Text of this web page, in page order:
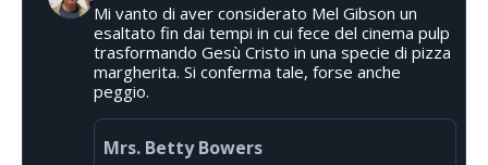
Mi vanto di aver considerato Mel Gibson un
esaltato fin dai tempi in cui fece del cinema pulp
trasformando Gesù Cristo in una specie di pizza
margherita. Si conferma tale, forse anche
peggio.
Mrs. Betty Bowers